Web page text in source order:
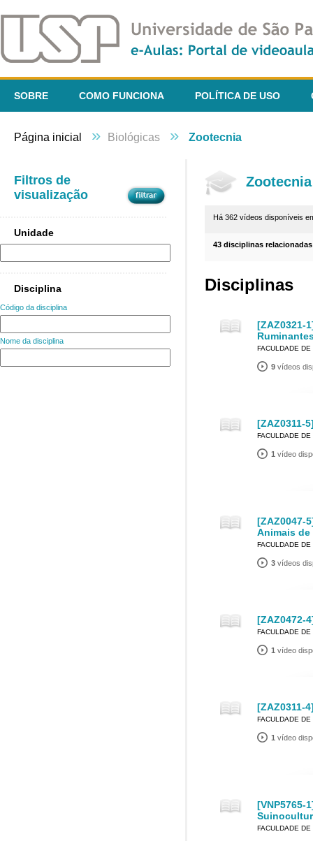
SOBRE COMO FUNCIONA POLÍTICA DE USO
Página inicial » Biológicas » Zootecnia
Filtros de
visualização
Unidade
Disciplina
Código da disciplina
Nome da disciplina
Zootecnia
Há 362 vídeos disponíveis
43 disciplinas
Disciplinas
[ZAZ0321-
FACULDADE
9 vídeos
[ZAZ0311-
FACULDADE
1 vídeo
[ZAZ0047-
Animais de
FACULDADE
3 vídeos
[ZAZ0472-
FACULDADE
1 vídeo
[ZAZ0311-
FACULDADE
1 vídeo
[VNP5765-
FACULDADE